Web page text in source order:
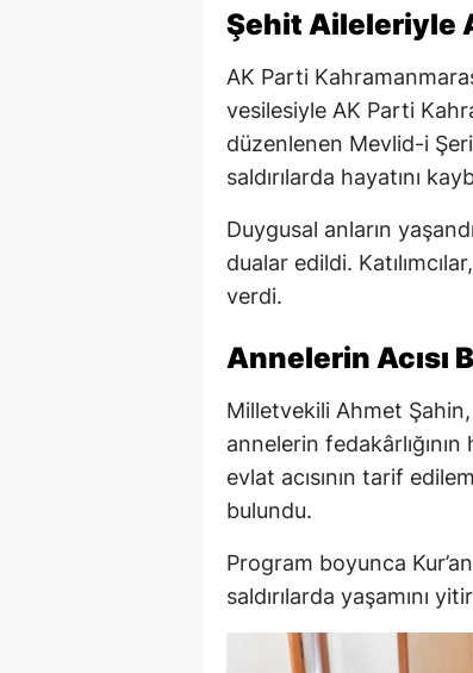
Şehit Aileleriyle
AK Parti
vesilesiyle AK Parti
düzenlenen Mevlid-i
saldırılarda hayatını
Duygusal anların
dualar edildi.
verdi.
Annelerin Acısı
Milletvekili Ahmet
annelerin
evlat acısının tarif
bulundu.
Program boyunca
saldırılarda yaşamını